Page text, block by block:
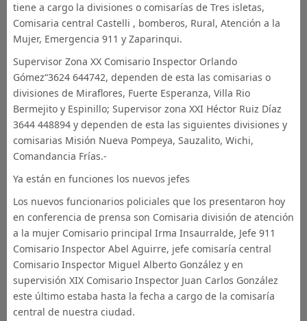
tiene a cargo la divisiones o comisarías de Tres isletas,
Comisaria central Castelli , bomberos, Rural, Atención a la
Mujer, Emergencia 911 y Zaparinqui.
Supervisor Zona XX Comisario Inspector Orlando
Gómez“3624 644742, dependen de esta las comisarias o
divisiones de Miraflores, Fuerte Esperanza, Villa Rio
Bermejito y Espinillo; Supervisor zona XXI Héctor Ruiz Díaz
3644 448894 y dependen de esta las siguientes divisiones y
comisarias Misión Nueva Pompeya, Sauzalito, Wichi,
Comandancia Frías.-
Ya están en funciones los nuevos jefes
Los nuevos funcionarios policiales que los presentaron hoy
en conferencia de prensa son Comisaria división de atención
a la mujer Comisario principal Irma Insaurralde, Jefe 911
Comisario Inspector Abel Aguirre, jefe comisaría central
Comisario Inspector Miguel Alberto González y en
supervisión XIX Comisario Inspector Juan Carlos González
este último estaba hasta la fecha a cargo de la comisaría
central de nuestra ciudad.